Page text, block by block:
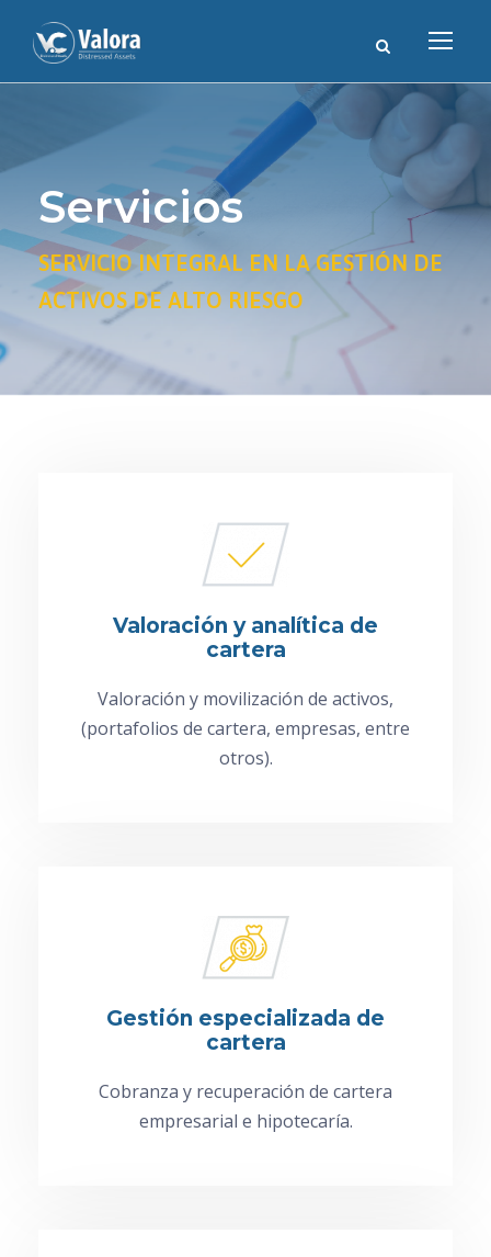
Servicios
SERVICIO INTEGRAL EN LA GESTIÓN DE
ACTIVOS DE ALTO RIESGO
Valoración y analítica de
cartera
Valoración y movilización de activos,
(portafolios de cartera, empresas, entre
otros).
Gestión especializada de
cartera
Cobranza y recuperación de cartera
empresarial e hipotecaría.